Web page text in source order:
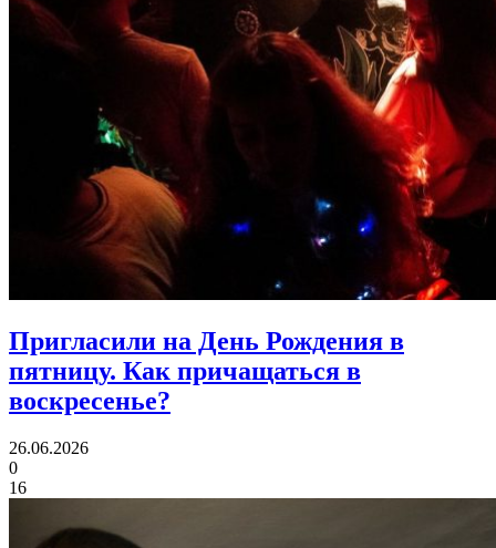
Пригласили на День Рождения в
пятницу. Как причащаться в
воскресенье?
26.06.2026
0
16